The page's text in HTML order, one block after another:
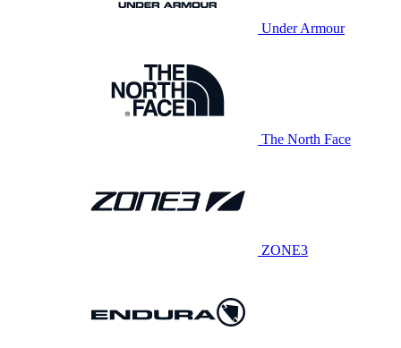
Under Armour
The North Face
ZONE3